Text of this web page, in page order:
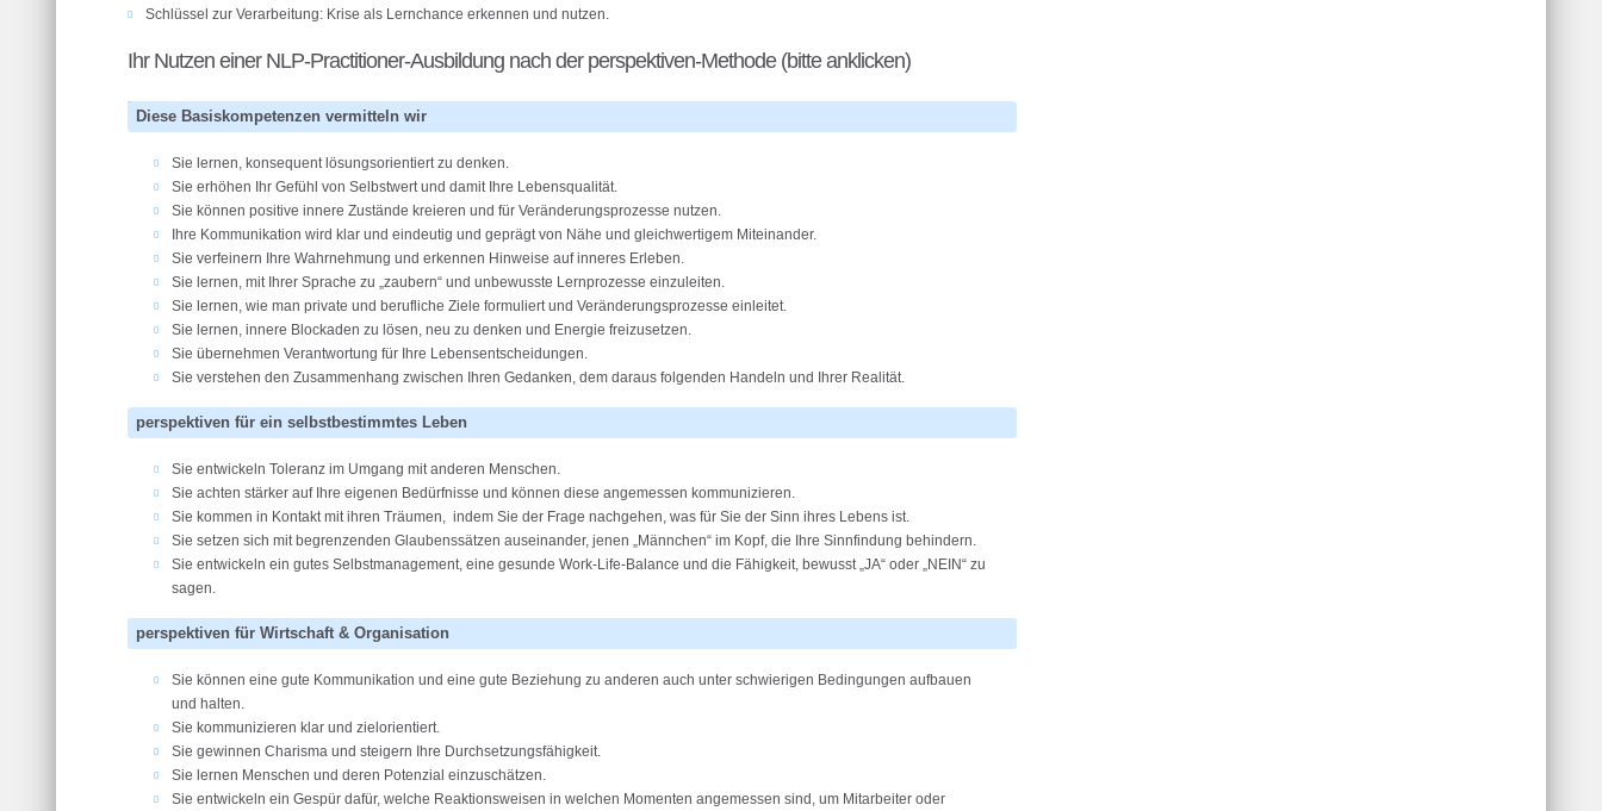
Schlüssel zur Verarbeitung: Krise als Lernchance erkennen und nutzen.
Ihr Nutzen einer NLP-Practitioner-Ausbildung nach der perspektiven-Methode (bitte anklicken)
[/two_thirds]
Diese Basiskompetenzen vermitteln wir
Sie lernen, konsequent lösungsorientiert zu denken.
Sie erhöhen Ihr Gefühl von Selbstwert und damit Ihre Lebensqualität.
Sie können positive innere Zustände kreieren und für Veränderungsprozesse nutzen.
Ihre Kommunikation wird klar und eindeutig und geprägt von Nähe und gleichwertigem Miteinander.
Sie verfeinern Ihre Wahrnehmung und erkennen Hinweise auf inneres Erleben.
Sie lernen, mit Ihrer Sprache zu „zaubern“ und unbewusste Lernprozesse einzuleiten.
Sie lernen, wie man private und berufliche Ziele formuliert und Veränderungsprozesse einleitet.
Sie lernen, innere Blockaden zu lösen, neu zu denken und Energie freizusetzen.
Sie übernehmen Verantwortung für Ihre Lebensentscheidungen.
Sie verstehen den Zusammenhang zwischen Ihren Gedanken, dem daraus folgenden Handeln und Ihrer Realität.
perspektiven für ein selbstbestimmtes Leben
Sie entwickeln Toleranz im Umgang mit anderen Menschen.
Sie achten stärker auf Ihre eigenen Bedürfnisse und können diese angemessen kommunizieren.
Sie kommen in Kontakt mit ihren Träumen, indem Sie der Frage nachgehen, was für Sie der Sinn ihres Lebens ist.
Sie setzen sich mit begrenzenden Glaubenssätzen auseinander, jenen „Männchen“ im Kopf, die Ihre Sinnfindung behindern.
Sie entwickeln ein gutes Selbstmanagement, eine gesunde Work-Life-Balance und die Fähigkeit, bewusst „JA“ oder „NEIN“ zu
sagen.
perspektiven für Wirtschaft & Organisation
Sie können eine gute Kommunikation und eine gute Beziehung zu anderen auch unter schwierigen Bedingungen aufbauen
und halten.
Sie kommunizieren klar und zielorientiert.
Sie gewinnen Charisma und steigern Ihre Durchsetzungsfähigkeit.
Sie lernen Menschen und deren Potenzial einzuschätzen.
Sie entwickeln ein Gespür dafür, welche Reaktionsweisen in welchen Momenten angemessen sind, um Mitarbeiter oder